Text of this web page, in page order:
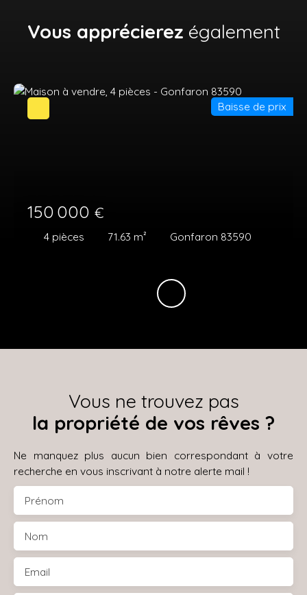
Vous apprécierez également
150 000 €
4 pièces 71.63 m² Gonfaron 83590
Baisse de prix
Vous ne trouvez pas
la propriété de vos rêves ?
Ne manquez plus aucun bien correspondant à votre
recherche en vous inscrivant à notre alerte mail !
Prénom
Nom
Email